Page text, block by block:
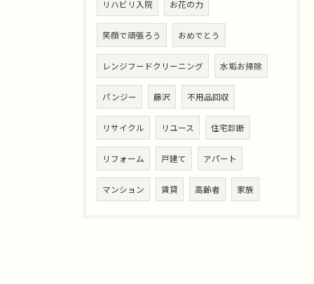
リハビリ入院 お花の力
笑顔で頑張ろう おめでとう
レンジフードクリーニング 水垢お掃除
パンジー 藤沢 不用品回収
リサイクル リユース 住宅診断
リフォーム 戸建て アパート
マンション 賃貸 高齢者 家族